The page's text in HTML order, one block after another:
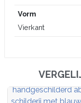
Vorm
Vierkant